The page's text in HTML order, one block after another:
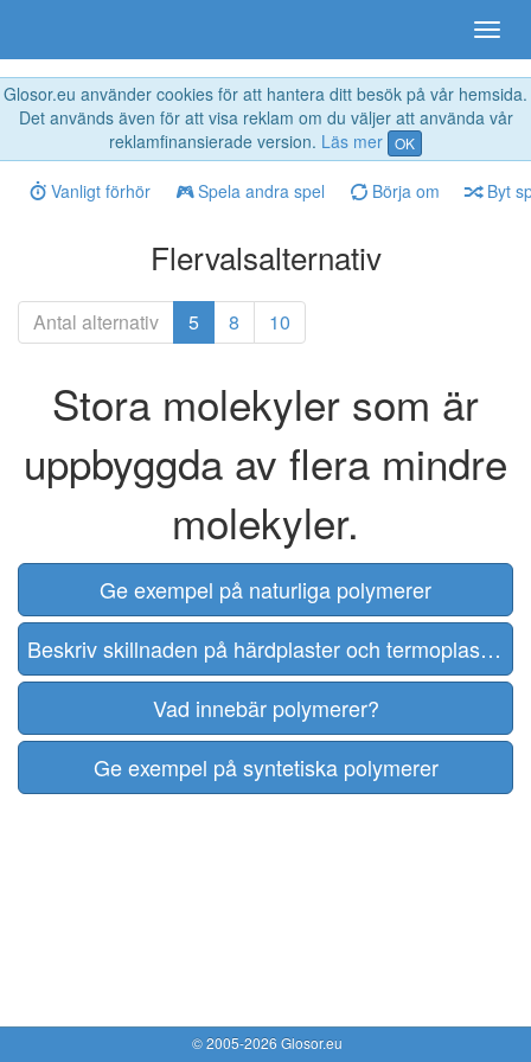
Glosor.eu använder cookies för att hantera ditt besök på vår hemsida.
Det används även för att visa reklam om du väljer att använda vår
reklamfinansierade version. Läs mer OK
Vanligt förhör Spela andra spel Börja om Byt
Flervalsalternativ
Antal alternativ 5 8 10
Stora molekyler som är
uppbyggda av flera mindre
molekyler.
Ge exempel på naturliga polymerer
Beskriv skillnaden på härdplaster och termoplaster
Vad innebär polymerer?
Ge exempel på syntetiska polymerer
© 2005-2026 Glosor.eu